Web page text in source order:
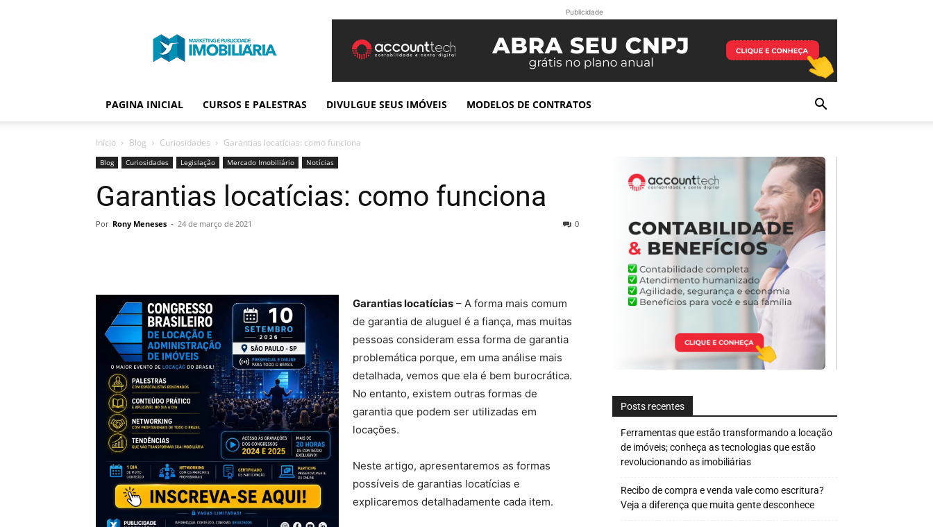
Publicidade
Imobiliária
Publicidade
PAGINA INICIAL CURSOS E PALESTRAS DIVULGUE SEUS IMÓVEIS MODELOS DE CONTRATOS
Início Blog Curiosidades Garantias locatícias: como funciona
Blog Curiosidades Legislação Mercado Imobiliário Notícias
Garantias locatícias: como funciona
Por Rony Meneses - 24 de março de 2021 0
Garantias locatícias – A forma mais comum
de garantia de aluguel é a fiança, mas muitas
pessoas consideram essa forma de garantia
problemática porque, em uma análise mais
detalhada, vemos que ela é bem burocrática.
No entanto, existem outras formas de
garantia que podem ser utilizadas em
locações.
Neste artigo, apresentaremos as formas
possíveis de garantias locatícias e
explicaremos detalhadamente cada item.
Posts recentes
Ferramentas que estão transformando a locação
de imóveis; conheça as tecnologias que estão
revolucionando as imobiliárias
Recibo de compra e venda vale como escritura?
Veja a diferença que muita gente desconhece